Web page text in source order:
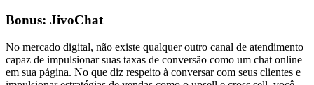
Bonus: JivoChat
No mercado digital, não existe qualquer outro canal de atendimento
capaz de impulsionar suas taxas de conversão como um chat online
em sua página. No que diz respeito à conversar com seus clientes e